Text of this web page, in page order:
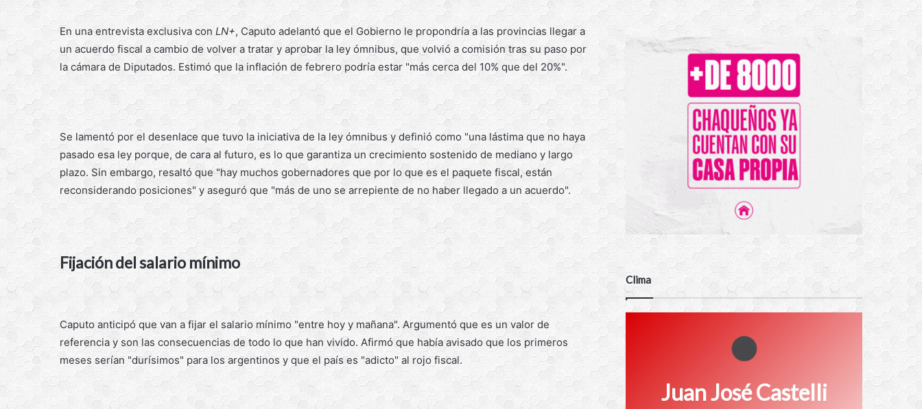
En una entrevista exclusiva con LN+, Caputo adelantó que el Gobierno le propondría a las provincias llegar a
un acuerdo fiscal a cambio de volver a tratar y aprobar la ley ómnibus, que volvió a comisión tras su paso por
la cámara de Diputados. Estimó que la inflación de febrero podría estar "más cerca del 10% que del 20%".
Se lamentó por el desenlace que tuvo la iniciativa de la ley ómnibus y definió como "una lástima que no haya
pasado esa ley porque, de cara al futuro, es lo que garantiza un crecimiento sostenido de mediano y largo
plazo. Sin embargo, resaltó que "hay muchos gobernadores que por lo que es el paquete fiscal, están
reconsiderando posiciones" y aseguró que "más de uno se arrepiente de no haber llegado a un acuerdo".
Fijación del salario mínimo
Caputo anticipó que van a fijar el salario mínimo "entre hoy y mañana". Argumentó que es un valor de
referencia y son las consecuencias de todo lo que han vivido. Afirmó que había avisado que los primeros
meses serían "durísimos" para los argentinos y que el país es "adicto" al rojo fiscal.
Clima
Juan José Castelli